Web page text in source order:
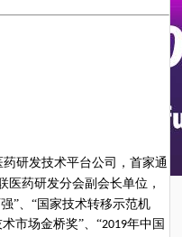
药研发技术平台公司，首家通
医药研发分会副会长单位，
”、“国家技术转移示范机
市场金桥奖”、“2019年中国